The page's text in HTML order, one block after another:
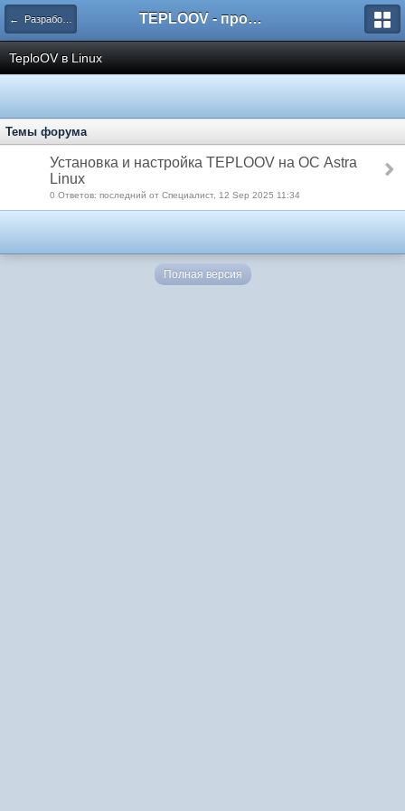
← Разработка и отладка TEPLOOV - программный комплекс для расчёта систем отопления и вентиляции
TeploOV в Linux
Темы форума
Установка и настройка TEPLOOV на ОС Astra
Linux
0 Ответов: последний от Специалист, 12 Sep 2025 11:34
Полная версия